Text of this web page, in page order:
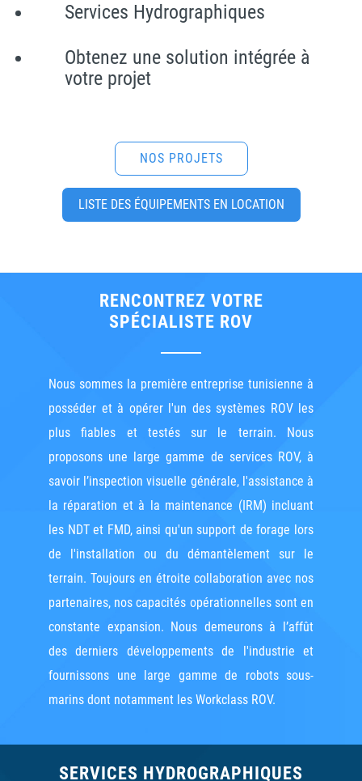
Services Hydrographiques
Obtenez une solution intégrée à
votre projet
NOS PROJETS
LISTE DES ÉQUIPEMENTS EN LOCATION
RENCONTREZ VOTRE
SPÉCIALISTE ROV
Nous sommes la première entreprise tunisienne à
posséder et à opérer l'un des systèmes ROV les
plus fiables et testés sur le terrain. Nous
proposons une large gamme de services ROV, à
savoir l’inspection visuelle générale, l'assistance à
la réparation et à la maintenance (IRM) incluant
les NDT et FMD, ainsi qu'un support de forage lors
de l'installation ou du démantèlement sur le
terrain. Toujours en étroite collaboration avec nos
partenaires, nos capacités opérationnelles sont en
constante expansion. Nous demeurons à l’affût
des derniers développements de l'industrie et
fournissons une large gamme de robots sous-
marins dont notamment les Workclass ROV.
SERVICES HYDROGRAPHIQUES